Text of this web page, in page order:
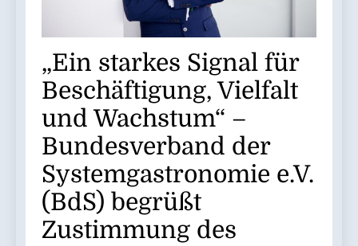
„Ein starkes Signal für
Beschäftigung, Vielfalt
und Wachstum“ –
Bundesverband der
Systemgastronomie e.V.
(BdS) begrüßt
Zustimmung des